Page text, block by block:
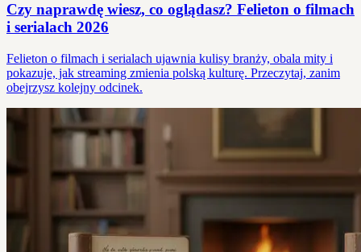
Czy naprawdę wiesz, co oglądasz? Felieton o filmach
i serialach 2026
Felieton o filmach i serialach ujawnia kulisy branży, obala mity i
pokazuje, jak streaming zmienia polską kulturę. Przeczytaj, zanim
obejrzysz kolejny odcinek.